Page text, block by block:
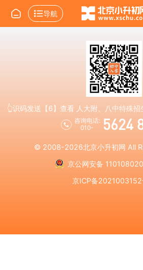
导航
👆识码发送【6】查看 人大附、八中特殊
咨询电话:
010-
5624
© 2008-2026北京小升初网 All
京公网安备
京ICP备2021003152